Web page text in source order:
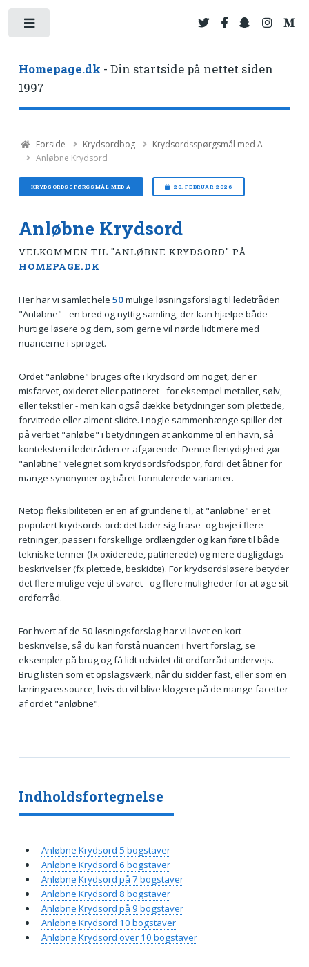
Homepage.dk - Din startside på nettet siden
1997
Forside Krydsordbog
Krydsordsspørgsmål med A
Anløbne Krydsord
KRYDSORDSSPØRGSMÅL MED A 20. FEBRUAR 2026
Anløbne Krydsord
VELKOMMEN TIL "ANLØBNE KRYDSORD" PÅ
HOMEPAGE.DK
Her har vi samlet hele 50mulige løsningsforslag til ledetråden
"Anløbne" - en bred og nyttig samling, der kan hjælpe både
hurtige løsere og dem, som gerne vil nørde lidt mere med
nuancerne i sproget.
Ordet "anløbne" bruges ofte i krydsord om noget, der er
misfarvet, oxideret eller patineret - for eksempel metaller, sølv,
eller tekstiler - men kan også dække betydninger som plettede,
forvitrede eller alment slidte. I nogle sammenhænge spiller det
på verbet "anløbe" i betydningen at ankomme til en havn, så
konteksten i ledetråden er afgørende. Denne flertydighed gør
"anløbne" velegnet som krydsordsfodspor, fordi det åbner for
mange synonymer og båret formulerede varianter.
Netop fleksibiliteten er en af grundene til, at "anløbne" er et
populært krydsords-ord: det lader sig frase- og bøje i flere
retninger, passer i forskellige ordlængder og kan føre til både
tekniske termer (fx oxiderede, patinerede) og mere dagligdags
beskrivelser (fx plettede, beskidte). For krydsordsløsere betyder
det flere mulige veje til svaret - og flere muligheder for at øge sit
ordforråd.
For hvert af de 50 løsningsforslag har vi lavet en kort
beskrivelse, så du kan forstå nuancen i hvert forslag, se
eksempler på brug og få lidt udvidet dit ordforråd undervejs.
Brug listen som et opslagsværk, når du sidder fast, eller som en
læringsressource, hvis du vil blive klogere på de mange facetter
af ordet "anløbne".
Indholdsfortegnelse
Anløbne Krydsord 5 bogstaver
Anløbne Krydsord 6 bogstaver
Anløbne Krydsord på 7 bogstaver
Anløbne Krydsord 8 bogstaver
Anløbne Krydsord på 9 bogstaver
Anløbne Krydsord 10 bogstaver
Anløbne Krydsord over 10 bogstaver